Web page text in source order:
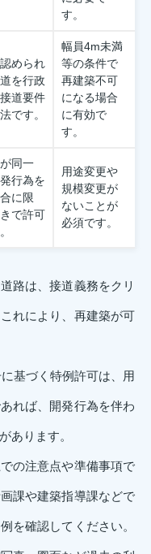
す。
められ
を行政
道要件
です。
幅員4m未満
等の条件で
再建築不可
になる場合
に有効で
す。
同一
行為を
に限
で許可
用途変更や
規模変更が
ないことが
必須です。
路は、接道義務をクリ
れにより、再建築が可
基づく特例許可は、用
れば、開発行為を伴わ
あります。
の注意点や準備事項で
課や建築指導課などで
を確認してください。